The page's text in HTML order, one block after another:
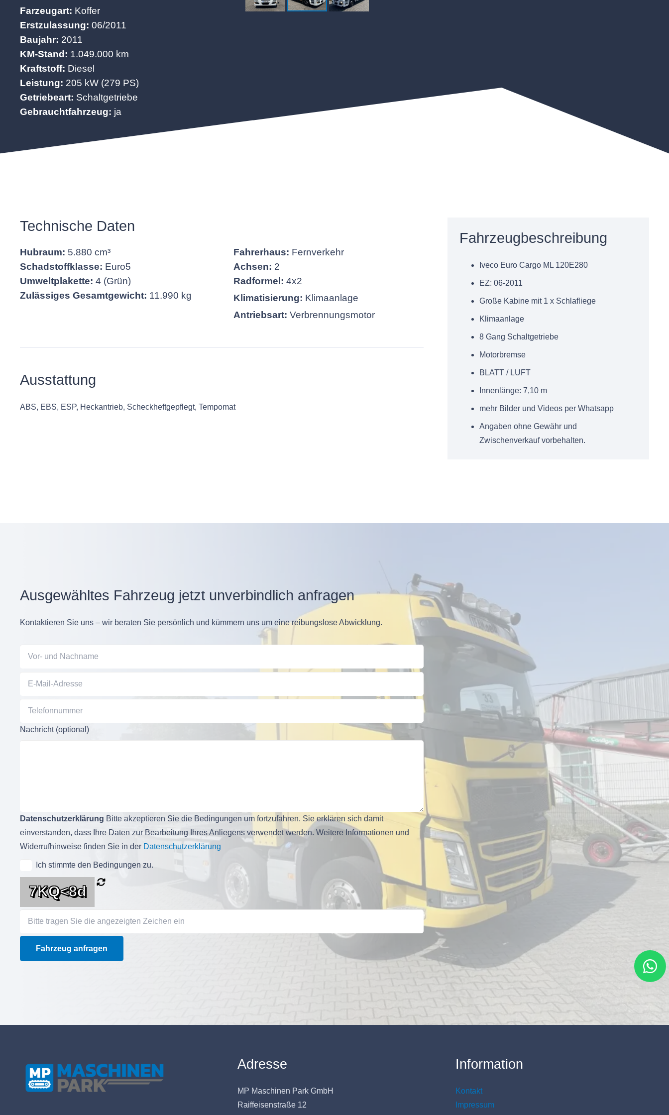
Farzeugart: Koffer
Erstzulassung: 06/2011
Baujahr: 2011
KM-Stand: 1.049.000 km
Kraftstoff: Diesel
Leistung: 205 kW (279 PS)
Getriebeart: Schaltgetriebe
Gebrauchtfahrzeug: ja
Technische Daten
Hubraum: 5.880 cm³
Schadstoffklasse: Euro5
Umweltplakette: 4 (Grün)
Zulässiges Gesamtgewicht: 11.990 kg
Fahrerhaus: Fernverkehr
Achsen: 2
Radformel:4x2
Klimatisierung: Klimaanlage
Antriebsart:Verbrennungsmotor
Ausstattung
ABS, EBS, ESP, Heckantrieb, Scheckheftgepflegt, Tempomat
Fahrzeugbeschreibung
Iveco Euro Cargo ML 120E280
EZ: 06-2011
Große Kabine mit 1 x Schlafliege
Klimaanlage
8 Gang Schaltgetriebe
Motorbremse
BLATT / LUFT
Innenlänge: 7,10 m
mehr Bilder und Videos per Whatsapp
Angaben ohne Gewähr und
Zwischenverkauf vorbehalten.
Ausgewähltes Fahrzeug jetzt unverbindlich anfragen
Kontaktieren Sie uns – wir beraten Sie persönlich und kümmern uns um eine reibungslose Abwicklung.
Nachricht (optional)
Datenschutzerklärung Bitte akzeptieren Sie die Bedingungen um fortzufahren. Sie erklären sich damit
einverstanden, dass Ihre Daten zur Bearbeitung Ihres Anliegens verwendet werden. Weitere Informationen und
Widerrufhinweise finden Sie in der Datenschutzerklärung
Ich stimmte den Bedingungen zu.
7KQ<8d
Adresse
MP Maschinen Park GmbH
Raiffeisenstraße 12
Information
Kontakt
Impressum